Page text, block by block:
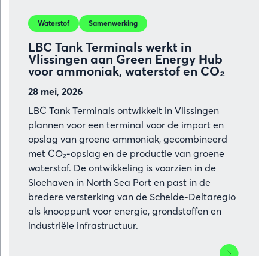
LBC Tank Terminals werkt in
Vlissingen aan Green Energy Hub
voor ammoniak, waterstof en CO₂
28 mei, 2026
Waterstof Samenwerking
LBC Tank Terminals ontwikkelt in Vlissingen
plannen voor een terminal voor de import en
opslag van groene ammoniak, gecombineerd
met CO₂-opslag en de productie van groene
waterstof. De ontwikkeling is voorzien in de
Sloehaven in North Sea Port en past in de
bredere versterking van de Schelde-Deltaregio
als knooppunt voor energie, grondstoffen en
industriële infrastructuur.
Lees